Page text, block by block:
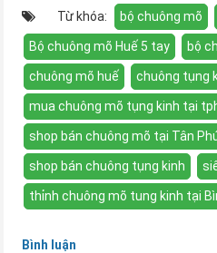
Từ khóa: bộ chuông mõ
Bộ chuông mõ Huế 5 tay bộ
chuông mõ huế chuông tụng
mua chuông mõ tụng kinh tại
shop bán chuông mõ tại Tân
shop bán chuông tụng kinh
thỉnh chuông mõ tung kinh tại
Bình luận